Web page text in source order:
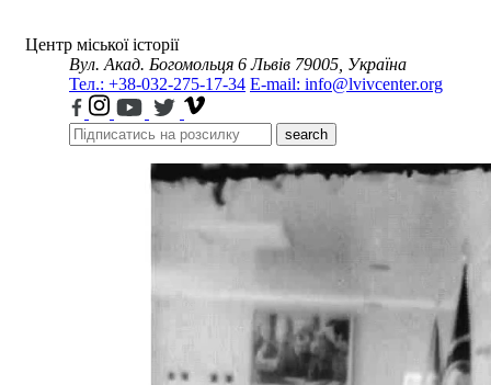
Центр міської історії
Вул. Акад. Богомольця 6 Львів 79005, Україна
Тел.: +38-032-275-17-34 E-mail: info@lvivcenter.org
search